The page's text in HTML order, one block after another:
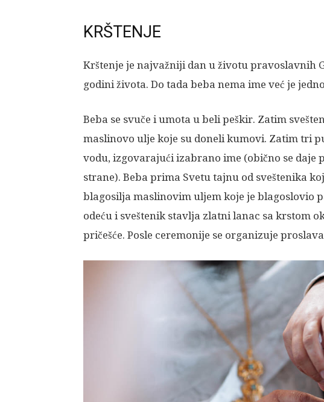
KRŠTENJE
Krštenje je najvažniji dan u životu pravoslavnih
godini života. Do tada beba nema ime već je
Beba se svuče i umota u beli peškir. Zatim
maslinovo ulje koje su doneli kumovi. Zatim tri
vodu, izgovarajući izabrano ime (obično se daje
strane). Beba prima Svetu tajnu od sveštenika
blagosilja maslinovim uljem koje je blagoslovio
odeću i sveštenik stavlja zlatni lanac sa krstom
pričešće. Posle ceremonije se organizuje